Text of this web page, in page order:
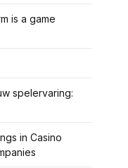
is a game
spelervaring:
in Casino